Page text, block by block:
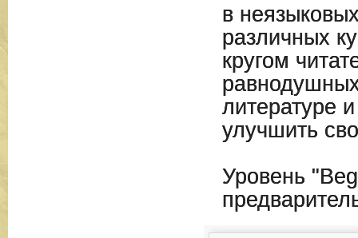
в
различных
кругом
литературе
улучшить
Уровень